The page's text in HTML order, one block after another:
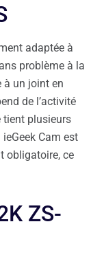
adaptée à
problème à la
à un joint en
de l’activité
tient plusieurs
Cam est
obligatoire, ce
ZS-